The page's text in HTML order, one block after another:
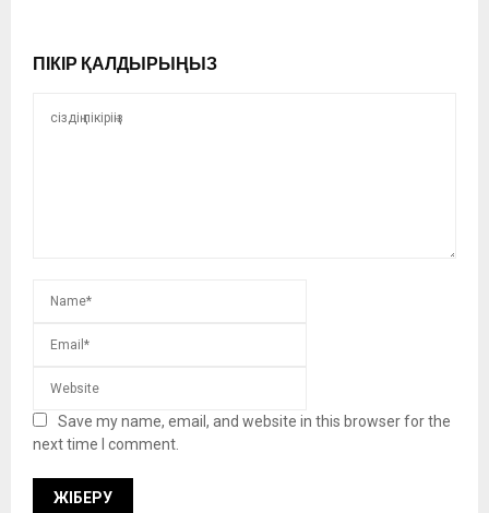
ПІКІР ҚАЛДЫРЫҢЫЗ
Save my name, email, and website in this browser for the
next time I comment.